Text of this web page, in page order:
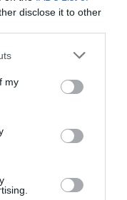
disclose it to other
my